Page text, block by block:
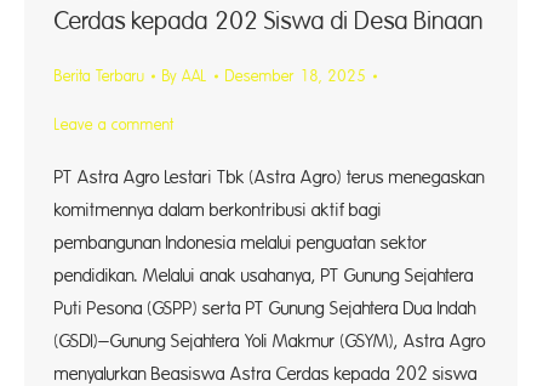
Cerdas kepada 202 Siswa di Desa Binaan
Berita Terbaru By AAL Desember 18, 2025
Leave a comment
PT Astra Agro Lestari Tbk (Astra Agro) terus menegaskan
komitmennya dalam berkontribusi aktif bagi
pembangunan Indonesia melalui penguatan sektor
pendidikan. Melalui anak usahanya, PT Gunung Sejahtera
Puti Pesona (GSPP) serta PT Gunung Sejahtera Dua Indah
(GSDI)–Gunung Sejahtera Yoli Makmur (GSYM), Astra Agro
menyalurkan Beasiswa Astra Cerdas kepada 202 siswa